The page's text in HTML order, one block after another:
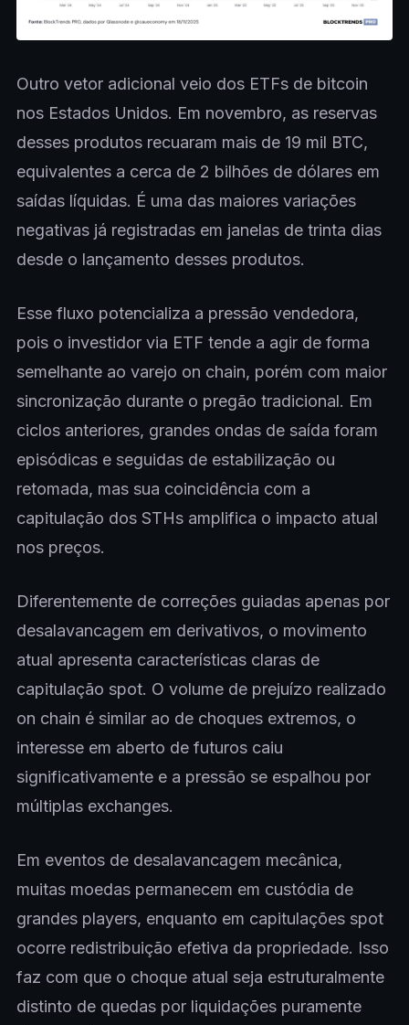
Outro vetor adicional veio dos ETFs de bitcoin
nos Estados Unidos. Em novembro, as reservas
desses produtos recuaram mais de 19 mil BTC,
equivalentes a cerca de 2 bilhões de dólares em
saídas líquidas. É uma das maiores variações
negativas já registradas em janelas de trinta dias
desde o lançamento desses produtos.
Esse fluxo potencializa a pressão vendedora,
pois o investidor via ETF tende a agir de forma
semelhante ao varejo on chain, porém com maior
sincronização durante o pregão tradicional. Em
ciclos anteriores, grandes ondas de saída foram
episódicas e seguidas de estabilização ou
retomada, mas sua coincidência com a
capitulação dos STHs amplifica o impacto atual
nos preços.
Diferentemente de correções guiadas apenas por
desalavancagem em derivativos, o movimento
atual apresenta características claras de
capitulação spot. O volume de prejuízo realizado
on chain é similar ao de choques extremos, o
interesse em aberto de futuros caiu
significativamente e a pressão se espalhou por
múltiplas exchanges.
Em eventos de desalavancagem mecânica,
muitas moedas permanecem em custódia de
grandes players, enquanto em capitulações spot
ocorre redistribuição efetiva da propriedade. Isso
faz com que o choque atual seja estruturalmente
distinto de quedas por liquidações puramente